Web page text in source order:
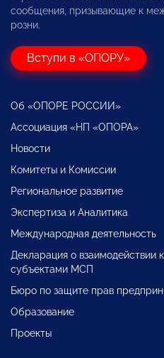
сообщения, призывающие к
розни.
Вступи в «ОПОРУ»
Об «ОПОРЕ РОССИИ»
Ассоциация «НП «ОПОРА»
Новости
Комитеты и Комиссии
Региональное развитие
Экспертиза и Аналитика
Международная деятельность
Декларация о взаимодействии
субъектами МСП
Бюро по защите прав
Образование
Проекты